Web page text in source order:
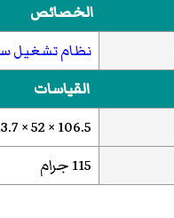
الخصائص
نظام تشغيل
القياسات
106.5 × 52 × 13.7 مم
115 جرام